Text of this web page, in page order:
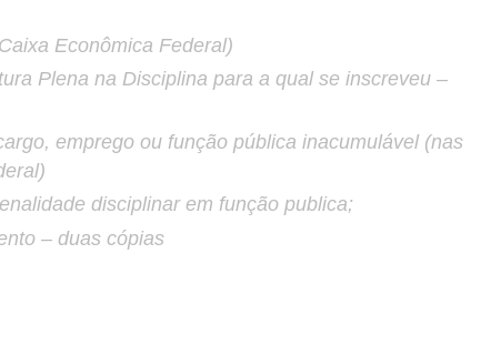
Econômica Federal)
Plena na Disciplina para a qual se inscreveu –
emprego ou função pública inacumulável (nas
disciplinar em função publica;
– duas cópias